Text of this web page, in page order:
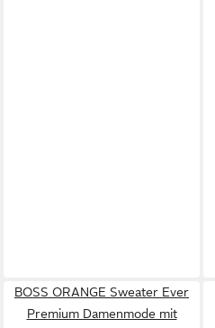
BOSS ORANGE Sweater Ever
Premium Damenmode mit